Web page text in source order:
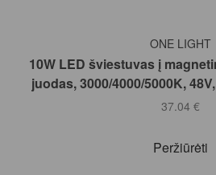
Į KREPŠELĮ
ONE LIGHT
10W LED šviestuvas į
juodas, 3000/4000/5000K,
37.04 €
Peržiūrėti